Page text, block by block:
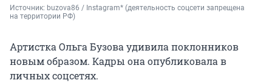
Источник: buzova86 / Instagram* (деятельность соцсети запрещена
на территории РФ)
Артистка Ольга Бузова удивила поклонников
новым образом. Кадры она опубликовала в
личных соцсетях.